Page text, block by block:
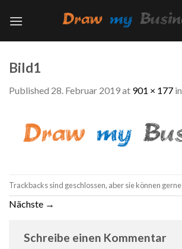
Bild1
Published 28. Februar 2019at 901 × 177 in
Trackbacks sind geschlossen, aber sie können gerne
Nächste →
Schreibe einen Kommentar